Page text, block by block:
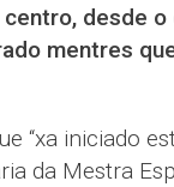
centro, desde
mentres
“xa iniciado
da Mestra